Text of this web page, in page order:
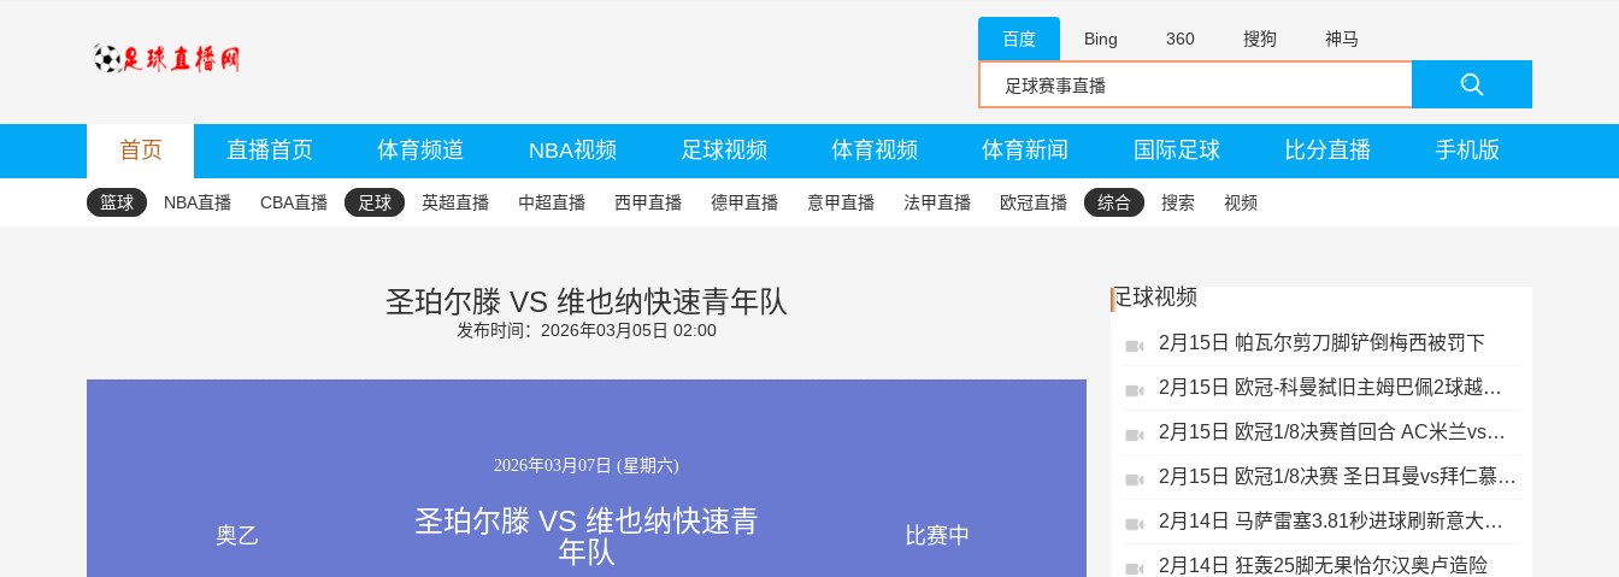
百度 Bing 360 搜狗 神马
首页 直播首页 体育频道 NBA视频 足球视频 体育视频 体育新闻 国际足球 比分直播 手机版
篮球 NBA直播 CBA直播 足球 英超直播 中超直播 西甲直播 德甲直播 意甲直播 法甲直播 欧冠直播 综合 搜索 视频
圣珀尔滕 VS 维也纳快速青年队
发布时间：2026年03月05日 02:00
2026年03月07日 (星期六)
奥乙
圣珀尔滕 VS 维也纳快速青
年队
比赛中
足球视频
2月15日 帕瓦尔剪刀脚铲倒梅西被罚下
2月15日 欧冠-科曼弑旧主姆巴佩2球越位无效
2月15日 欧冠1/8决赛首回合 AC米兰vs热刺 录像 集锦
2月15日 欧冠1/8决赛 圣日耳曼vs拜仁慕尼黑 录像 集锦
2月14日 马萨雷塞3.81秒进球刷新意大利历史
2月14日 狂轰25脚无果恰尔汉奥卢造险